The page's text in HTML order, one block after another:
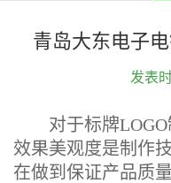
青岛大东电子
发表
对于标牌LOGO
效果美观度是制作
在做到保证产品质